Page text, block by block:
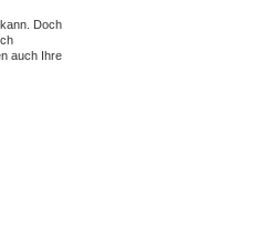
Doch
auch Ihre